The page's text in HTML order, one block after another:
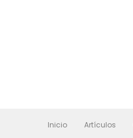
Inicio Artículos